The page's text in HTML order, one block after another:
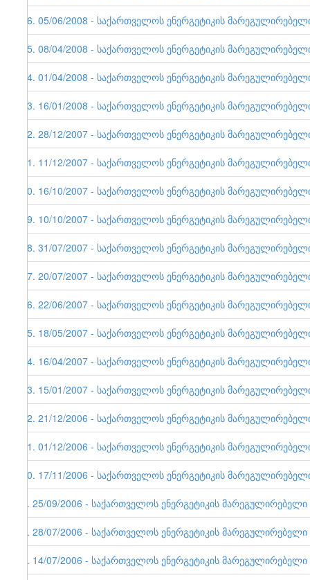
26. 05/06/2008 - საქართველოს ენერგეტიკის
25. 08/04/2008 - საქართველოს ენერგეტიკის
24. 01/04/2008 - საქართველოს ენერგეტიკის
23. 16/01/2008 - საქართველოს ენერგეტიკის
22. 28/12/2007 - საქართველოს ენერგეტიკის
21. 11/12/2007 - საქართველოს ენერგეტიკის
20. 16/10/2007 - საქართველოს ენერგეტიკის
19. 10/10/2007 - საქართველოს ენერგეტიკის
18. 31/07/2007 - საქართველოს ენერგეტიკის
17. 20/07/2007 - საქართველოს ენერგეტიკის
16. 22/06/2007 - საქართველოს ენერგეტიკის
15. 18/05/2007 - საქართველოს ენერგეტიკის
14. 16/04/2007 - საქართველოს ენერგეტიკის
13. 15/01/2007 - საქართველოს ენერგეტიკის
12. 21/12/2006 - საქართველოს ენერგეტიკის
11. 01/12/2006 - საქართველოს ენერგეტიკის
10. 17/11/2006 - საქართველოს ენერგეტიკის
9. 25/09/2006 - საქართველოს ენერგეტიკის
8. 28/07/2006 - საქართველოს ენერგეტიკის
7. 14/07/2006 - საქართველოს ენერგეტიკის